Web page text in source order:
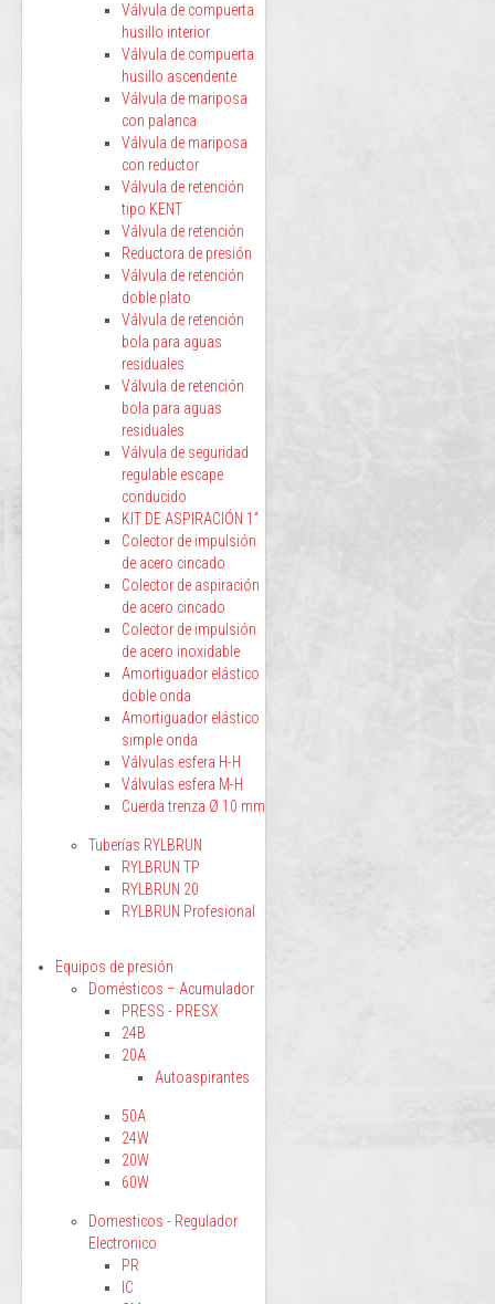
Válvula de compuerta
husillo interior
Válvula de compuerta
husillo ascendente
Válvula de mariposa
con palanca
Válvula de mariposa
con reductor
Válvula de retención
tipo KENT
Válvula de retención
Reductora de presión
Válvula de retención
doble plato
Válvula de retención
bola para aguas
residuales
Válvula de retención
bola para aguas
residuales
Válvula de seguridad
regulable escape
conducido
KIT DE ASPIRACIÓN 1”
Colector de impulsión
de acero cincado
Colector de aspiración
de acero cincado
Colector de impulsión
de acero inoxidable
Amortiguador elástico
doble onda
Amortiguador elástico
simple onda
Válvulas esfera H-H
Válvulas esfera M-H
Cuerda trenza Ø 10 mm
Tuberías RYLBRUN
RYLBRUN TP
RYLBRUN 20
RYLBRUN Profesional
Equipos de presión
Domésticos – Acumulador
PRESS - PRESX
24B
20A
Autoaspirantes
50A
24W
20W
60W
Domesticos - Regulador
Electronico
PR
IC